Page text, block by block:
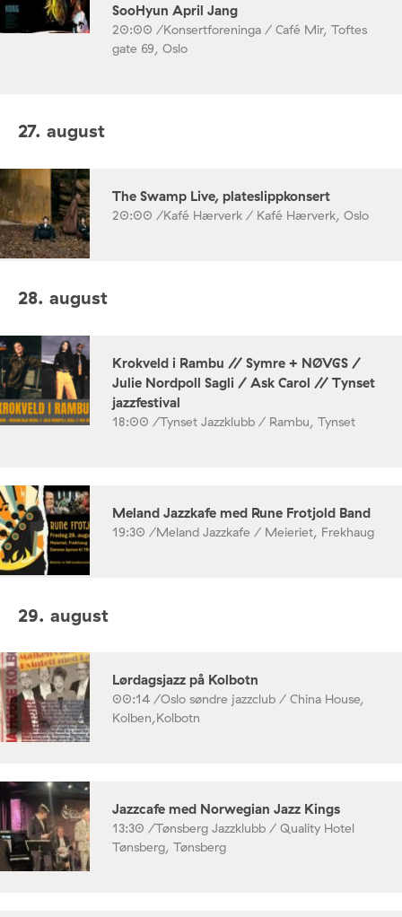
SooHyun April Jang
20:00 /Konsertforeninga / Café Mir, Toftes
gate 69, Oslo
27. august
The Swamp Live, plateslippkonsert
20:00 /Kafé Hærverk / Kafé Hærverk, Oslo
28. august
Krokveld i Rambu // Symre + NØVGS /
Julie Nordpoll Sagli / Ask Carol // Tynset
jazzfestival
18:00 /Tynset Jazzklubb / Rambu, Tynset
Meland Jazzkafe med Rune Frotjold Band
19:30 /Meland Jazzkafe / Meieriet, Frekhaug
29. august
Lørdagsjazz på Kolbotn
00:14 /Oslo søndre jazzclub / China House,
Kolben,Kolbotn
Jazzcafe med Norwegian Jazz Kings
13:30 /Tønsberg Jazzklubb / Quality Hotel
Tønsberg, Tønsberg